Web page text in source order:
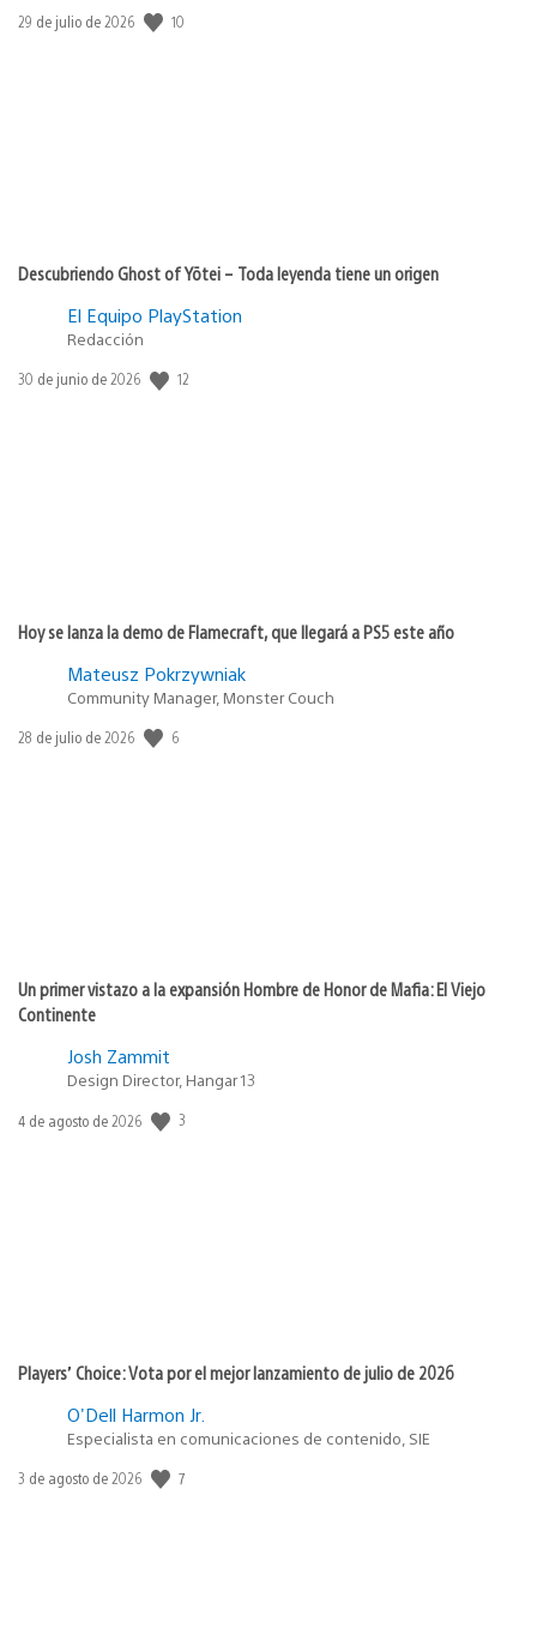
Fecha
29 de julio de 2026 10
Descubriendo Ghost of Yōtei – Toda leyenda tiene un origen
El Equipo PlayStation
Redacción
Fecha
30 de junio de 2026 12
Hoy se lanza la demo de Flamecraft, que llegará a PS5 este año
Mateusz Pokrzywniak
Community Manager, Monster Couch
Fecha
28 de julio de 2026 6
Un primer vistazo a la expansión Hombre de Honor de Mafia: El Viejo
Continente
Josh Zammit
Design Director, Hangar 13
Fecha
4 de agosto de 2026 3
Players’ Choice: Vota por el mejor lanzamiento de julio de 2026
O'Dell Harmon Jr.
Especialista en comunicaciones de contenido, SIE
Fecha
3 de agosto de 2026 7